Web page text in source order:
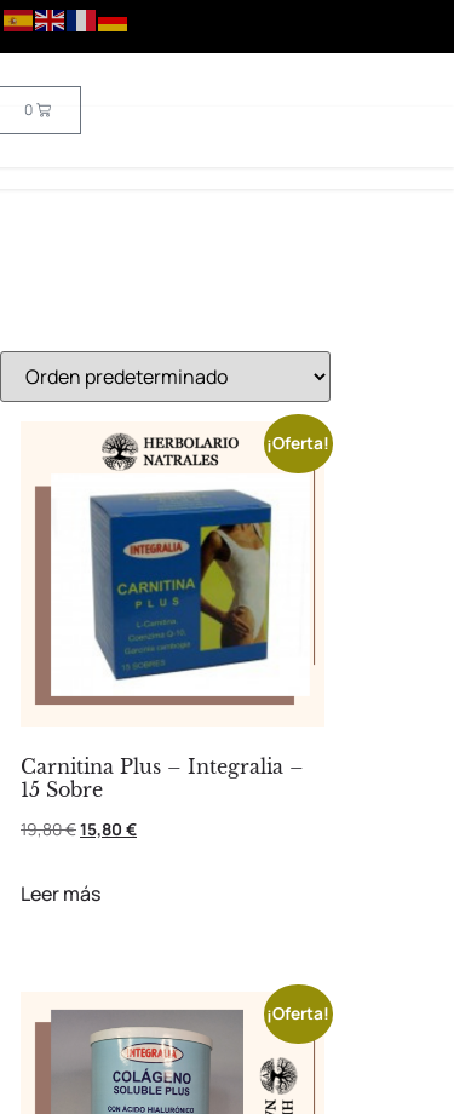
0
¡Oferta!
Carnitina Plus – Integralia –
15 Sobre
19,80€15,80€
Leer más
¡Oferta!